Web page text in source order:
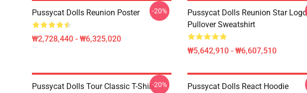
Pussycat Dolls Reunion Poster
₩2,728,440 - ₩6,325,020
-20%
Pussycat Dolls Reunion Star Logo
Pullover Sweatshirt
₩5,642,910 - ₩6,607,510
Pussycat Dolls Tour Classic T-Shirt-20% Pussycat Dolls React Hoodie